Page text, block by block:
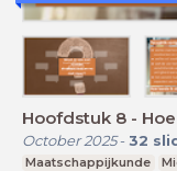
Hoofdstuk 8 -
October 2025- 32
Maatschappijkunde